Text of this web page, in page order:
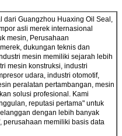
dari Guangzhou Huaxing Oil Seal,
asli merek internasional
mesin, Perusahaan
dukungan teknis dan
mesin memiliki sejarah lebih
mesin konstruksi, industri
udara, industri otomotif,
peralatan pertambangan, mesin
solusi profesional. Kami
reputasi pertama" untuk
dengan lebih banyak
perusahaan memiliki basis data